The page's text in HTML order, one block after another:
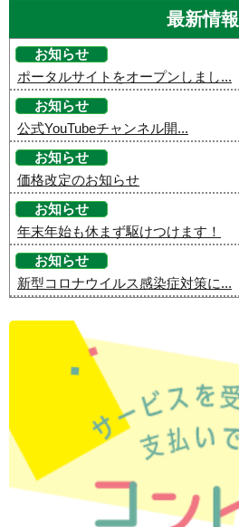
最新情報
お知らせ
ポータルサイトをオープンしまし...
お知らせ
公式YouTubeチャンネル開...
お知らせ
価格改定のお知らせ
お知らせ
年末年始も休まず駆けつけます！
お知らせ
新型コロナウイルス感染症対策に...